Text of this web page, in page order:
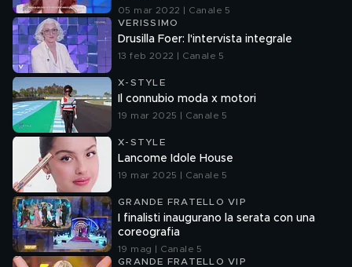
05 mar 2022 | Canale 5
VERISSIMO
Drusilla Foer: l'intervista integrale
13 feb 2022 | Canale 5
X-STYLE
Il connubio moda x motori
19 mar 2025 | Canale 5
X-STYLE
Lancome Idole House
19 mar 2025 | Canale 5
GRANDE FRATELLO VIP
I finalisti inaugurano la serata con una
coreografia
19 mag | Canale 5
GRANDE FRATELLO VIP